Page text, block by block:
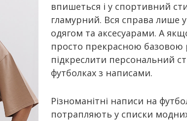
впишеться і у спортивний
гламурний. Вся справа лише
одягом та аксесуарами. А
просто прекрасною базовою
підкреслити персональний
футболках з написами.
Різноманітні написи на
потрапляють у списки